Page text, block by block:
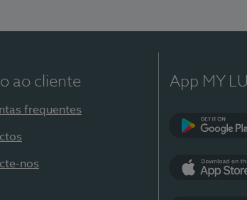
ao cliente
frequentes
nos
App MY